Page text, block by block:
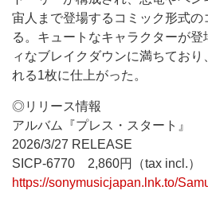
宙人まで登場するコミック形式の
る。キュートなキャラクターが
ィなブレイクダウンに満ちてお
れる1枚に仕上がった。
◎リリース情報
アルバム『プレス・スタート』
2026/3/27 RELEASE
SICP-6770 2,860円（tax incl.）
https://sonymusicjapan.lnk.to/